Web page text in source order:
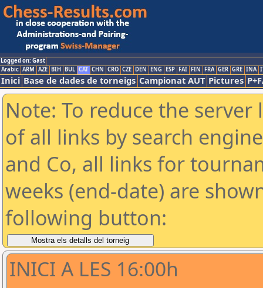
Logged on: Gast
Arabic ARM AZE BIH BUL CAT CHN CRO CZE DEN ENG ESP FAI FIN FRA GER GRE INA
Inici Base de dades de torneigs Campionat AUT Pictures
Note: To reduce the
of all links by search
and Co, all links for
weeks (end-date) are
following button:
INICI A LES 16:00h